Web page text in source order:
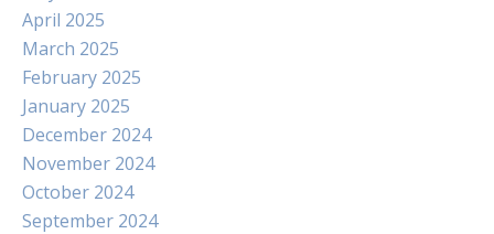
April 2025
March 2025
February 2025
January 2025
December 2024
November 2024
October 2024
September 2024